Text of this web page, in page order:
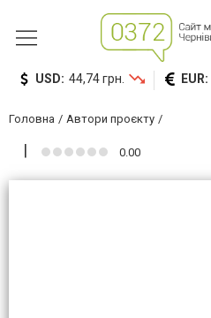
USD: 44,74 грн. EUR:
Головна Автори проєкту
0.00